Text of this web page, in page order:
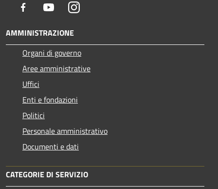
Facebook YoutubeInstagram
AMMINISTRAZIONE
Organi di governo
Aree amministrative
Uffici
Enti e fondazioni
Politici
Personale amministrativo
Documenti e dati
CATEGORIE DI SERVIZIO